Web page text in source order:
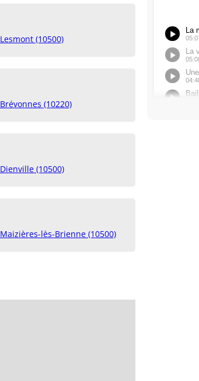
Lesmont (10500)
Brévonnes (10220)
Dienville (10500)
Maizières-lès-Brienne (10500)